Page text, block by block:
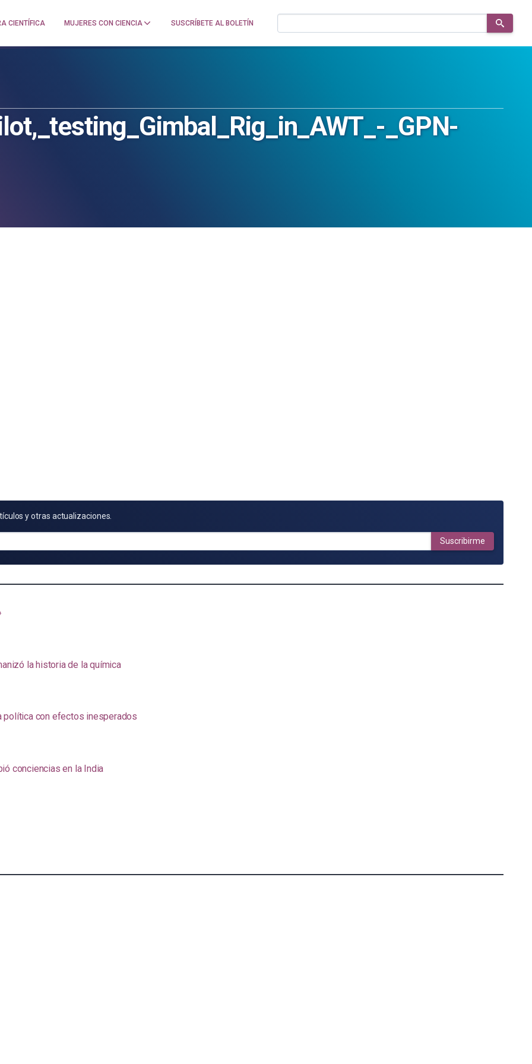
CIENTÍFICA MUJERES CON CIENCIA SUSCRÍBETE AL BOLETÍN
en
el
_GPN-
y otras actualizaciones.
Suscribirme
la historia de la química
política con efectos inesperados
conciencias en la India